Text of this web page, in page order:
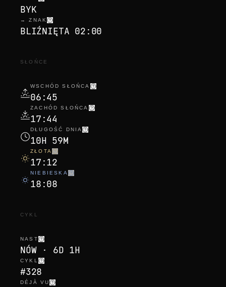
BYK
→ ZNAK
BLIŹNIĘTA 02:00
SŁOŃCE
WSCHÓD SŁOŃCA
06:45
ZACHÓD SŁOŃCA
17:44
DŁUGOŚĆ DNIA
10H 59M
ZŁOTA
17:12
NIEBIESKA
18:08
CYKL
NAST
NÓW · 6D 1H
CYKL
#328
DÉJÀ VU